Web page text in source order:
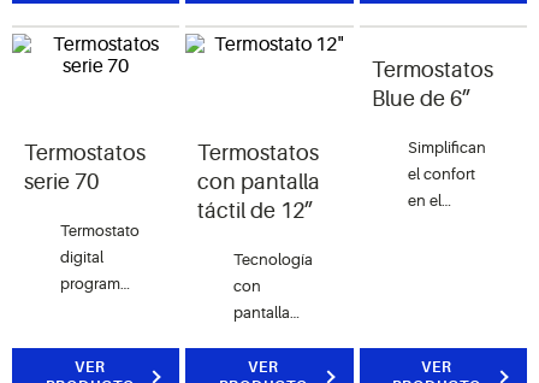
móvil
momento.
cualquier
Termostatos
serie 70
Termostato
digital
programable
que
VER
Termostatos
con pantalla
táctil de 12”
Tecnología
con
pantalla
controlar
VER
Termostatos
Blue de 6”
Simplifican
el confort
en el
con
VER